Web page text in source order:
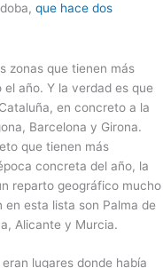
que hace dos
zonas que tienen más
año. Y la verdad es que
en concreto a la
Barcelona y Girona.
que tienen más
concreta del año, la
reparto geográfico mucho
en esta lista son Palma de
Alicante y Murcia.
lugares donde había